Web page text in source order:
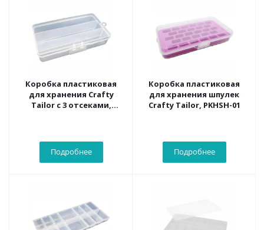
Коробка пластиковая
для хранения Crafty
Tailor с 3 отсеками,
Подробнее
Коробка пластиковая
для хранения шпулек
Crafty Tailor, PKHSH-01
Подробнее